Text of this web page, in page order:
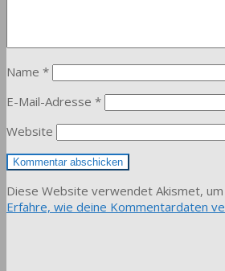
Name *
E-Mail-Adresse *
Website
Diese Website verwendet Akismet,
Erfahre, wie deine Kommentardaten